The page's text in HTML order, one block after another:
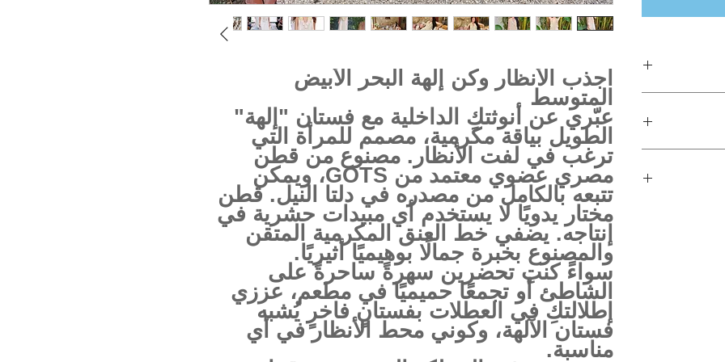
اجذب الأنظار وكن إلهة البحر الأبيض
المتوسط
عبّري عن أنوثتكِ الداخلية مع فستان "إلهة"
الطويل بياقة مكرمية، مصمم للمرأة التي
ترغب في لفت الأنظار. مصنوع من قطن
مصري عضوي معتمد من GOTS، ويمكن
تتبعه بالكامل من مصدره في دلتا النيل. قطن
مختار يدويًا لا يستخدم أي مبيدات حشرية في
إنتاجه. يضفي خط العنق المكرمية المتقن
والمصنوع بخبرة جمالًا بوهيميًا أثيريًا.
سواءً كنتِ تحضرين سهرةً ساحرةً على
الشاطئ أو تجمعًا حميميًا في مطعم، عززي
إطلالتكِ في العطلات بفستانٍ فاخرٍ يُشبه
فستان الآلهة، وكوني محط الأنظار في أي
مناسبة.